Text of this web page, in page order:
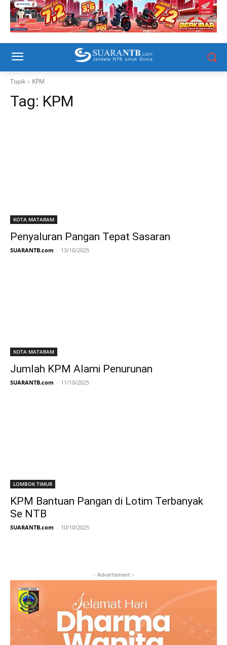
Topik KPM
Tag: KPM
KOTA MATARAM
Penyaluran Pangan Tepat Sasaran
SUARANTB.com - 13/10/2025
KOTA MATARAM
Jumlah KPM Alami Penurunan
SUARANTB.com - 11/10/2025
LOMBOK TIMUR
KPM Bantuan Pangan di Lotim Terbanyak
Se NTB
SUARANTB.com - 10/10/2025
- Advertisment -